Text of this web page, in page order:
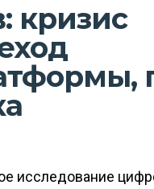
кризис
исследование